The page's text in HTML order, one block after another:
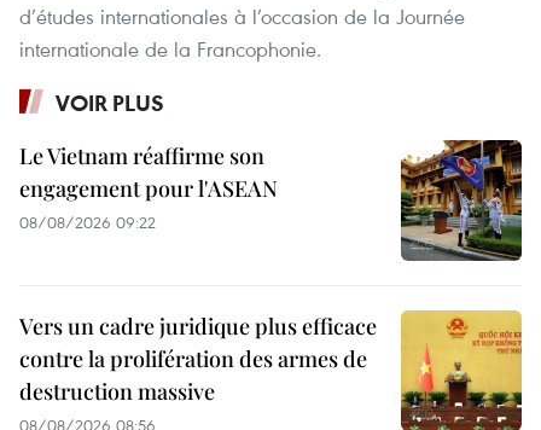
d’études internationales à l’occasion de la Journée
internationale de la Francophonie.
VOIR PLUS
Le Vietnam réaffirme son
engagement pour l'ASEAN
08/08/2026 09:22
Vers un cadre juridique plus efficace
contre la prolifération des armes de
destruction massive
08/08/2026 08:56